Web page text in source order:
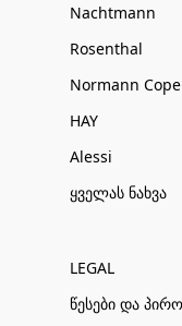
Nachtmann
Rosenthal
Normann
HAY
Alessi
ყველას ნახვა
LEGAL
წესები და